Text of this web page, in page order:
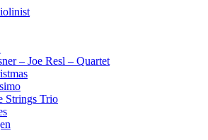
– Joe Resl – Quartet
Strings Trio